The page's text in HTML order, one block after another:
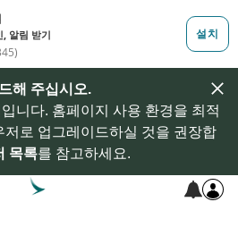
해 주십시오.
니다. 홈페이지 사용 환경을 최적
저로 업그레이드하실 것을 권장합
목록를 참고하세요.